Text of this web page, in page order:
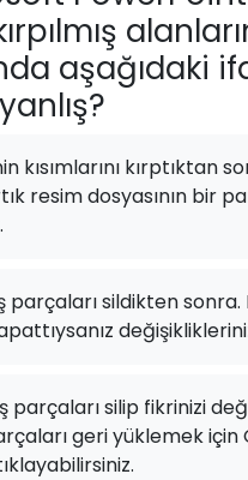
aşağıdaki
kısımlarını kırptıktan
resim dosyasının bir
parçaları sildikten sonra.
parçaları silip fikrinizi
geri yüklemek için